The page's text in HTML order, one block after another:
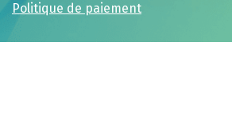
Politique de paiement